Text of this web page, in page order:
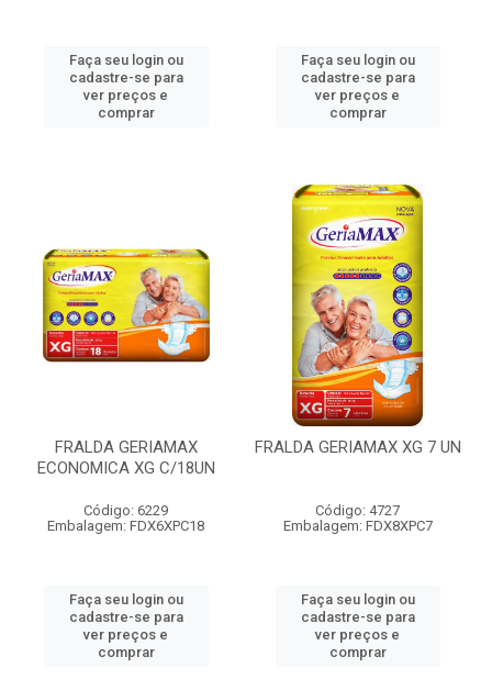
Faça seu login ou
cadastre-se para
ver preços e
comprar
Faça seu login ou
cadastre-se para
ver preços e
comprar
FRALDA GERIAMAX
ECONOMICA XG C/18UN
Código: 6229
Embalagem: FDX6XPC18
Faça seu login ou
cadastre-se para
ver preços e
comprar
FRALDA GERIAMAX XG 7 UN
Código: 4727
Embalagem: FDX8XPC7
Faça seu login ou
cadastre-se para
ver preços e
comprar